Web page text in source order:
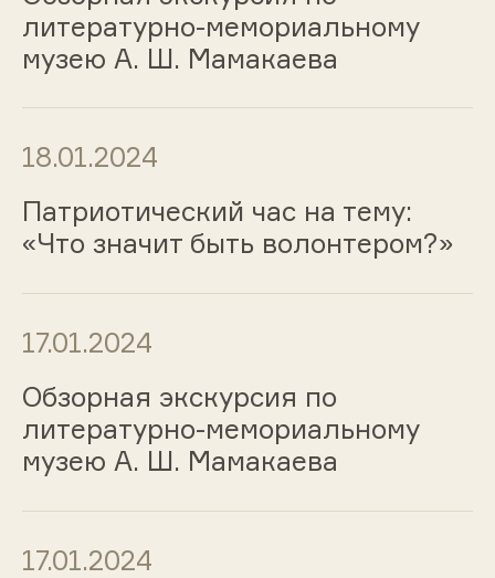
литературно-мемориальному
музею А. Ш. Мамакаева
18.01.2024
Патриотический час на тему:
«Что значит быть волонтером?»
17.01.2024
Обзорная экскурсия по
литературно-мемориальному
музею А. Ш. Мамакаева
17.01.2024